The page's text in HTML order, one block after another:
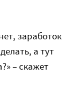
заработок
а тут
– скажет